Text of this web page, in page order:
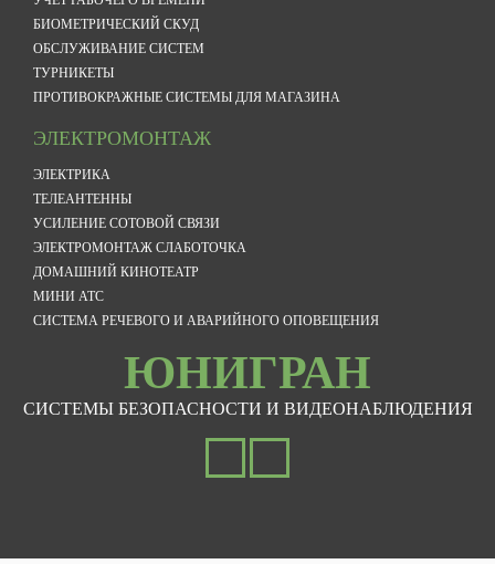
БИОМЕТРИЧЕСКИЙ СКУД
ОБСЛУЖИВАНИЕ СИСТЕМ
ТУРНИКЕТЫ
ПРОТИВОКРАЖНЫЕ СИСТЕМЫ ДЛЯ МАГАЗИНА
ЭЛЕКТРОМОНТАЖ
ЭЛЕКТРИКА
ТЕЛЕАНТЕННЫ
УСИЛЕНИЕ СОТОВОЙ СВЯЗИ
ЭЛЕКТРОМОНТАЖ СЛАБОТОЧКА
ДОМАШНИЙ КИНОТЕАТР
МИНИ АТС
СИСТЕМА РЕЧЕВОГО И АВАРИЙНОГО ОПОВЕЩЕНИЯ
ЮНИГРАН
СИСТЕМЫ БЕЗОПАСНОСТИ И ВИДЕОНАБЛЮДЕНИЯ